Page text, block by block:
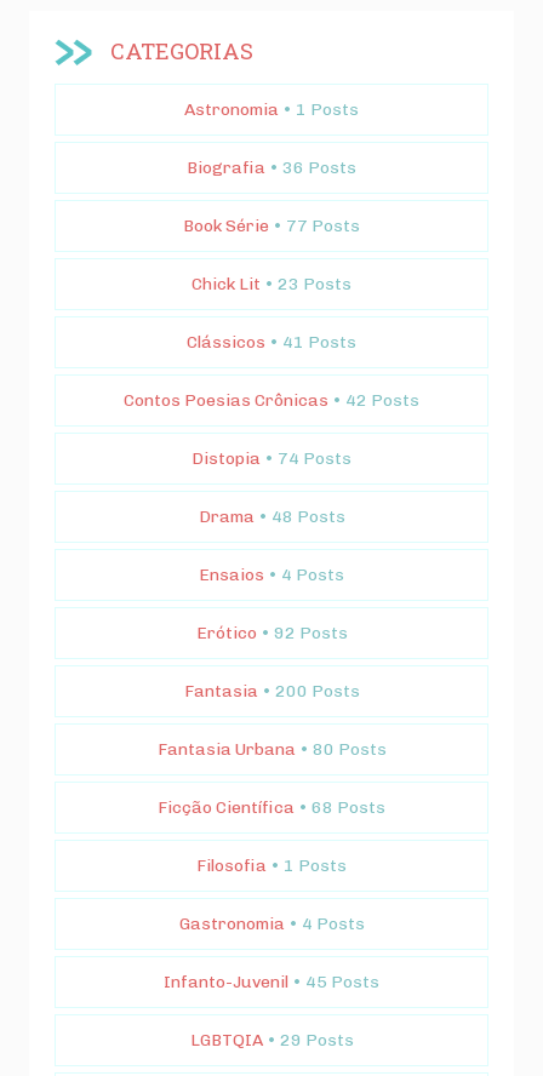
CATEGORIAS
Astronomia • 1 Posts
Biografia • 36 Posts
Book Série • 77 Posts
Chick Lit • 23 Posts
Clássicos • 41 Posts
Contos Poesias Crônicas • 42 Posts
Distopia • 74 Posts
Drama • 48 Posts
Ensaios • 4 Posts
Erótico • 92 Posts
Fantasia • 200 Posts
Fantasia Urbana • 80 Posts
Ficção Científica • 68 Posts
Filosofia • 1 Posts
Gastronomia • 4 Posts
Infanto-Juvenil • 45 Posts
LGBTQIA • 29 Posts